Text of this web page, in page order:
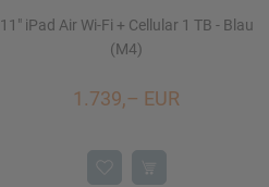
Displays NEU
11" iPad Air Wi-Fi + Cellular 1 TB - Blau
(M4)
1.739,– EUR